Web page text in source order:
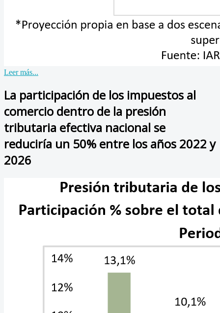
Leer más...
La participación de los impuestos al
comercio dentro de la presión
tributaria efectiva nacional se
reduciría un 50% entre los años 2022 y
2026